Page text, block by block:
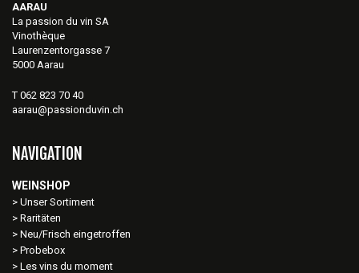
AARAU
La passion du vin SA
Vinothèque
Laurenzentorgasse 7
5000 Aarau
T 062 823 70 40
aarau@passionduvin.ch
NAVIGATION
WEINSHOP
Unser Sortiment
Raritäten
Neu/Frisch eingetroffen
Probebox
Les vins du moment